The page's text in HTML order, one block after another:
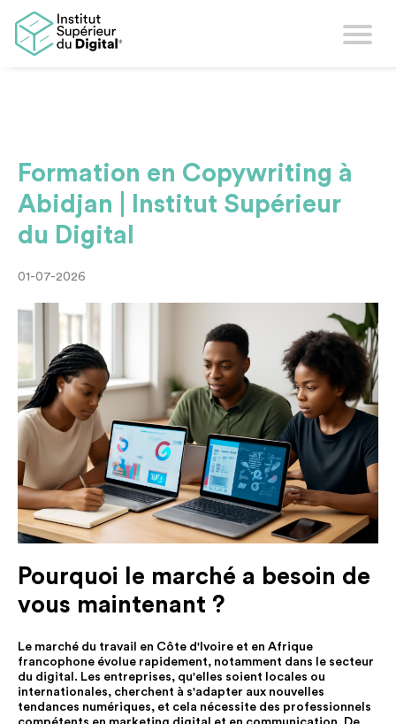
Formation en Copywriting à
Abidjan | Institut Supérieur
du Digital
01-07-2026
Pourquoi le marché a besoin de
vous maintenant ?
Le marché du travail en Côte d'Ivoire et en Afrique
francophone évolue rapidement, notamment dans le secteur
du digital. Les entreprises, qu'elles soient locales ou
internationales, cherchent à s'adapter aux nouvelles
tendances numériques, et cela nécessite des professionnels